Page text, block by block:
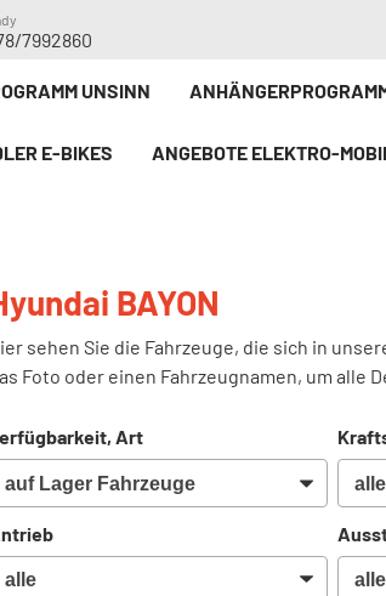
7992860
UNSINN
E-BIKE`S ANGEBOTE ELEKTRO-
BAYON
sehen Sie die Fahrzeuge, die sich in
Foto oder einen Fahrzeugnamen, um alle
Art